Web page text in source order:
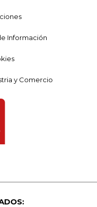
Información
y Comercio